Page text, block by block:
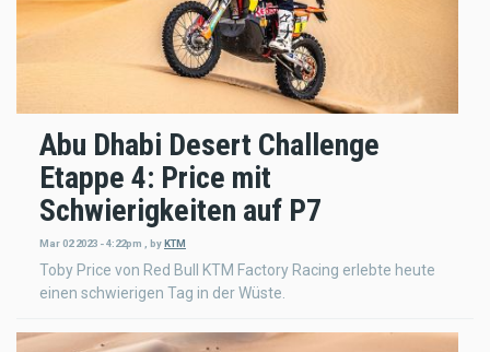
Abu Dhabi Desert Challenge
Etappe 4: Price mit
Schwierigkeiten auf P7
Mar 02 2023 - 4:22pm byKTM
Toby Price von Red Bull KTM Factory Racing erlebte heute
einen schwierigen Tag in der Wüste.